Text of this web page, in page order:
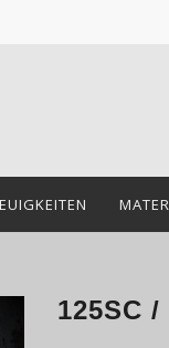
125SC /